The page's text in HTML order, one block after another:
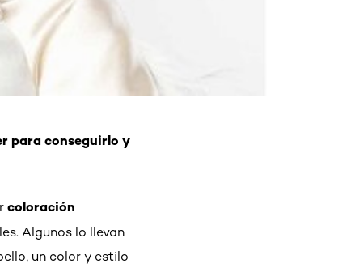
para conseguirlo y
coloración
Algunos lo llevan
un color y estilo